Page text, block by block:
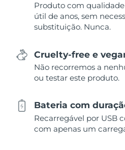
Produto com
útil de anos, sem
substituição. Nunca.
Cruelty-free e
Não recorremos a
ou testar este produto.
Bateria com
Recarregável por USB
com apenas um